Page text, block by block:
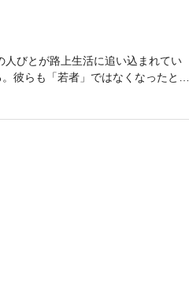
びとが路上生活に追い込まれてい
彼らも「若者」ではなくなったと
する。